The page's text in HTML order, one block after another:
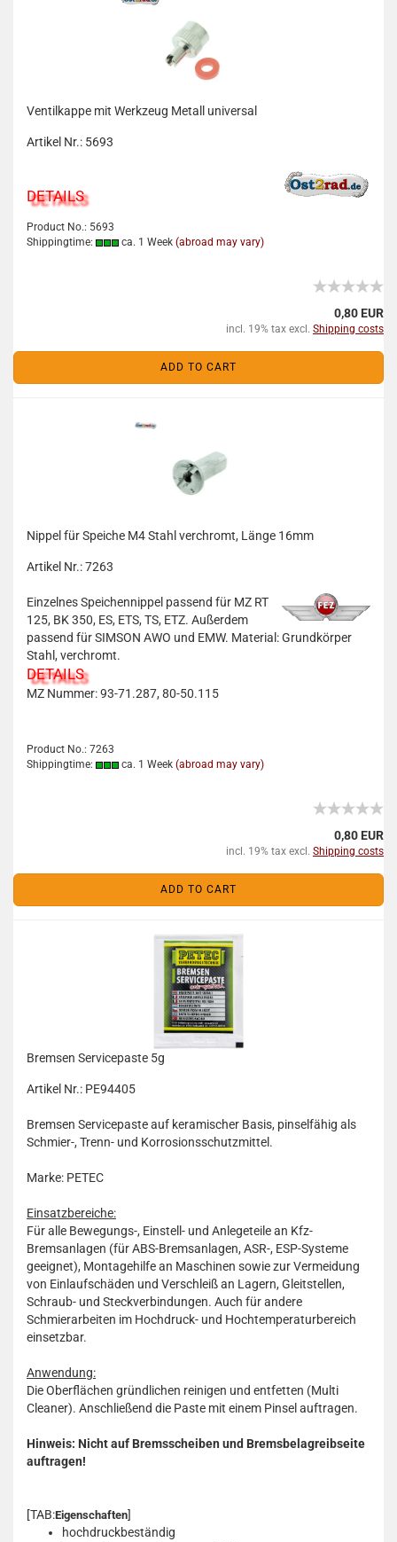
Ventilkappe mit Werkzeug Metall universal
Artikel Nr.: 5693
DETAILS
Product No.: 5693
Shippingtime:
ca. 1 Week (abroad may vary)
0,80 EUR
incl. 19% tax excl. Shipping costs
ADD TO CART
Nippel für Speiche M4 Stahl verchromt, Länge 16mm
Artikel Nr.: 7263
Einzelnes Speichennippel passend für MZ RT
125, BK 350, ES, ETS, TS, ETZ. Außerdem
passend für SIMSON AWO und EMW. Material: Grundkörper
Stahl, verchromt.
DETAILS
MZ Nummer: 93-71.287, 80-50.115
Product No.: 7263
Shippingtime:
ca. 1 Week (abroad may vary)
0,80 EUR
incl. 19% tax excl. Shipping costs
ADD TO CART
Bremsen Servicepaste 5g
Artikel Nr.: PE94405
Bremsen Servicepaste auf keramischer Basis, pinselfähig als
Schmier-, Trenn- und Korrosionsschutzmittel.
Marke: PETEC
Einsatzbereiche:
Für alle Bewegungs-, Einstell- und Anlegeteile an Kfz-
Bremsanlagen (für ABS-Bremsanlagen, ASR-, ESP-Systeme
geeignet), Montagehilfe an Maschinen sowie zur Vermeidung
von Einlaufschäden und Verschleiß an Lagern, Gleitstellen,
Schraub- und Steckverbindungen. Auch für andere
Schmierarbeiten im Hochdruck- und Hochtemperaturbereich
einsetzbar.
Anwendung:
Die Oberflächen gründlichen reinigen und entfetten (Multi
Cleaner). Anschließend die Paste mit einem Pinsel auftragen.
Hinweis: Nicht auf Bremsscheiben und Bremsbelagreibseite
auftragen!
[TAB:Eigenschaften]
hochdruckbeständig